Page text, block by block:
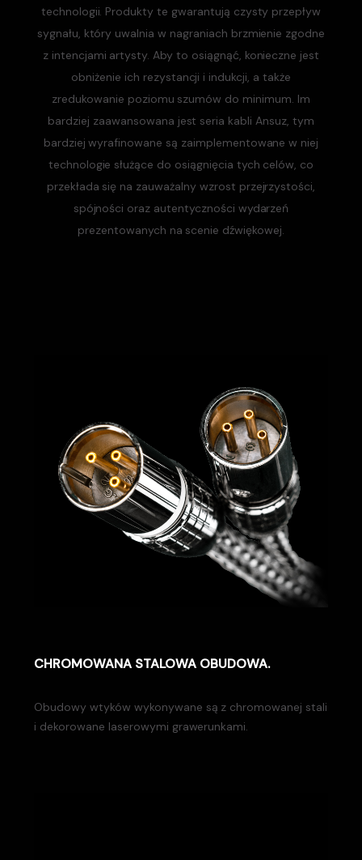
technologii. Produkty te gwarantują czysty przepływ
sygnału, który uwalnia w nagraniach brzmienie zgodne
z intencjami artysty. Aby to osiągnąć, konieczne jest
obniżenie ich rezystancji i indukcji, a także
zredukowanie poziomu szumów do minimum. Im
bardziej zaawansowana jest seria kabli Ansuz, tym
bardziej wyrafinowane są zaimplementowane w niej
technologie służące do osiągnięcia tych celów, co
przekłada się na zauważalny wzrost przejrzystości,
spójności oraz autentyczności wydarzeń
prezentowanych na scenie dźwiękowej.
CHROMOWANA STALOWA OBUDOWA.
Obudowy wtyków wykonywane są z chromowanej stali
i dekorowane laserowymi grawerunkami.